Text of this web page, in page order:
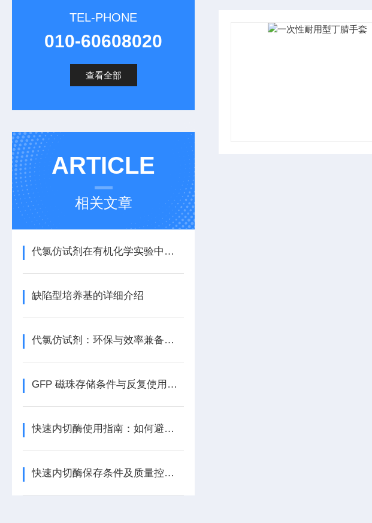
TEL-PHONE
010-60608020
查看全部
ARTICLE
相关文章
代氯仿试剂在有机化学实验中的重要作用
缺陷型培养基的详细介绍
代氯仿试剂：环保与效率兼备的理想选择
GFP 磁珠存储条件与反复使用次数对性能的影响
快速内切酶使用指南：如何避免星状活性与提高特异性？
快速内切酶保存条件及质量控制要点